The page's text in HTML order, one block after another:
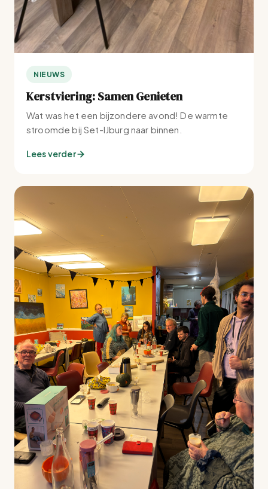
NIEUWS
Kerstviering: Samen Genieten
Wat was het een bijzondere avond! De warmte
stroomde bij Set-IJburg naar binnen.
Lees verder